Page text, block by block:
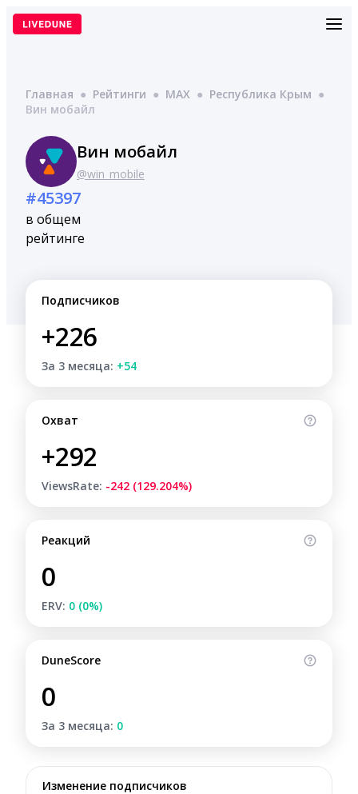
Перейти
Главная ● Рейтинги ● MAX ● Республика Крым ●
Вин мобайл
Вин мобайл
@win_mobile
#45397
в общем
рейтинге
Подписчиков
+226
За 3 месяца: +54
Охват
+292
ViewsRate: -242 (129.204%)
Реакций
0
ERV: 0 (0%)
DuneScore
0
За 3 месяца: 0
Изменение подписчиков